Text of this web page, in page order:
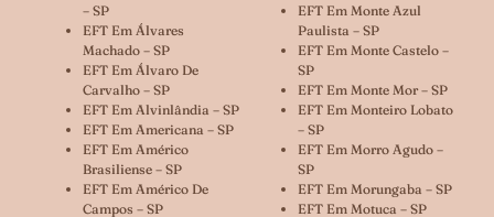
– SP
EFT Em Álvares
Machado – SP
EFT Em Álvaro De
Carvalho – SP
EFT Em Alvinlândia – SP
EFT Em Americana – SP
EFT Em Américo
Brasiliense – SP
EFT Em Américo De
Campos – SP
EFT Em Monte Azul
Paulista – SP
EFT Em Monte Castelo –
SP
EFT Em Monte Mor – SP
EFT Em Monteiro Lobato
– SP
EFT Em Morro Agudo –
SP
EFT Em Morungaba – SP
EFT Em Motuca – SP